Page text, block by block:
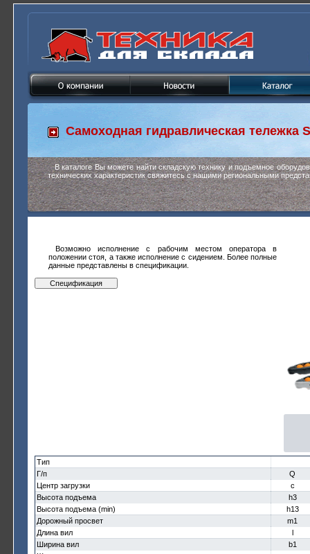
Самоходная гидравлическая тележка
В каталоге Вы можете найти складскую технику и подъемное
технических характеристик свяжитесь с нашими региональными
Возможно исполнение с рабочим местом оператора в
положении стоя, а также исполнение с сидением. Более полные
данные представлены в спецификации.
Спецификация
Тип
Г/п
Q
Центр загрузки
c
Высота подъема
h3
Высота подъема (min)
h13
Дорожный просвет
m1
Длина вил
l
Ширина вил
b1